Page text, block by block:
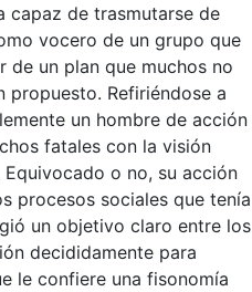
capaz de trasmutarse de
vocero de un grupo que
de un plan que muchos no
propuesto. Refiriéndose a
un hombre de acción
fatales con la visión
Equivocado o no, su acción
procesos sociales que tenía
un objetivo claro entre los
decididamente para
le confiere una fisonomía